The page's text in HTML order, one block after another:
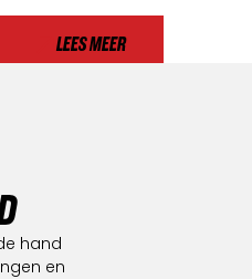
LEES MEER
hand
en